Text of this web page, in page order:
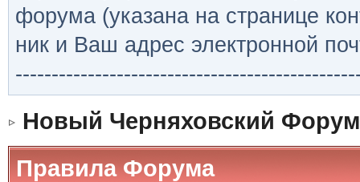
форума (указана на странице
ник и Ваш адрес электронной
Новый Черняховский Форум
Правила Форума